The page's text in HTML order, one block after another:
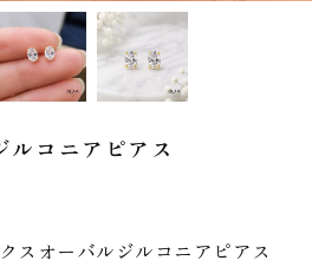
ルコニアピアス
スオーバルジルコニアピアス